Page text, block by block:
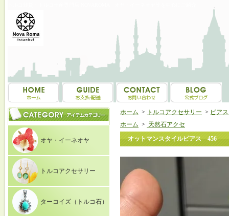
オヤ・イーネオヤ
トルコアクセサリー
ターコイズ（トルコ石）
ホーム > トルコアクセサリー > ピア
ホーム > 天然石アクセ
オットマンスタイルピアス 456